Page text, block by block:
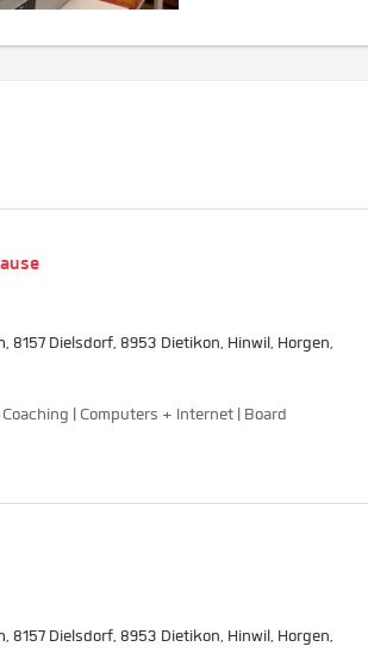
Dielsdorf, 8953 Dietikon, Hinwil, Horgen,
| Computers + Internet | Board
Dielsdorf, 8953 Dietikon, Hinwil, Horgen,